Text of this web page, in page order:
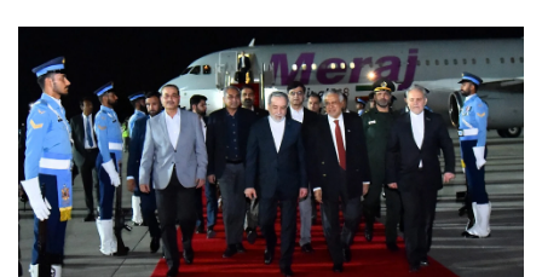
ตราบใดที่กองทัพเรือสหรัฐยังคงปิดล้อมท่าเรือของอิหร่านอยู่